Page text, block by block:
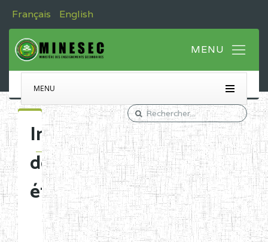
Français English
MENU
Immatriculation
des
établissements